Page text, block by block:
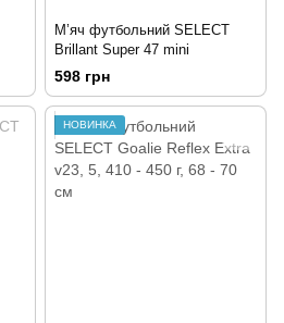
М’яч футбольний SELECT
Brillant Super 47 mini
598 грн
НОВИНКА